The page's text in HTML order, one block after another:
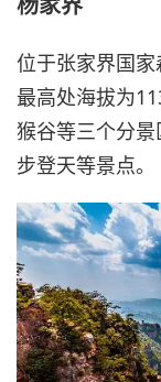
位于张家界国家
最高处海拔为
猴谷等三个分
步登天等景点。